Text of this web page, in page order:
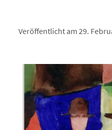
Veröffentlicht am 29.